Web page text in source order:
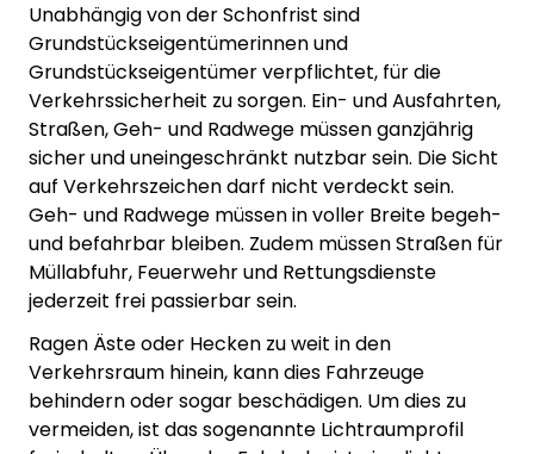
Unabhängig von der Schonfrist sind
Grundstückseigentümerinnen und
Grundstückseigentümer verpflichtet, für die
Verkehrssicherheit zu sorgen. Ein- und Ausfahrten,
Straßen, Geh- und Radwege müssen ganzjährig
sicher und uneingeschränkt nutzbar sein. Die Sicht
auf Verkehrszeichen darf nicht verdeckt sein.
Geh- und Radwege müssen in voller Breite begeh-
und befahrbar bleiben. Zudem müssen Straßen für
Müllabfuhr, Feuerwehr und Rettungsdienste
jederzeit frei passierbar sein.
Ragen Äste oder Hecken zu weit in den
Verkehrsraum hinein, kann dies Fahrzeuge
behindern oder sogar beschädigen. Um dies zu
vermeiden, ist das sogenannte Lichtraumprofil